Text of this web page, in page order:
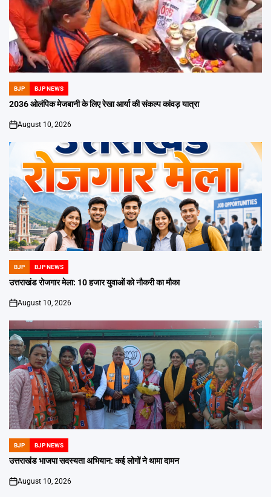
POSTED
IN
BJP BJP NEWS
2036 ओलंपिक मेजबानी के लिए रेखा आर्या की संकल्प कांवड़ यात्रा
on
August 10, 2026
POSTED
IN
BJP BJP NEWS
उत्तराखंड रोजगार मेला: 10 हजार युवाओं को नौकरी का मौका
on
August 10, 2026
POSTED
IN
BJP BJP NEWS
उत्तराखंड भाजपा सदस्यता अभियान: कई लोगों ने थामा दामन
on
August 10, 2026